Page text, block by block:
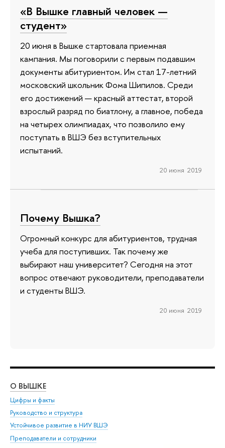
«В Вышке главный человек —
студент»
20 июня в Вышке стартовала приемная
кампания. Мы поговорили с первым подавшим
документы абитуриентом. Им стал 17-летний
московский школьник Фома Шипилов. Среди
его достижений — красный аттестат, второй
взрослый разряд по биатлону, а главное, победа
на четырех олимпиадах, что позволило ему
поступать в ВШЭ без вступительных
испытаний.
20 июня 2019
Почему Вышка?
Огромный конкурс для абитуриентов, трудная
учеба для поступивших. Так почему же
выбирают наш университет? Сегодня на этот
вопрос отвечают руководители, преподаватели
и студенты ВШЭ.
20 июня 2019
О ВЫШКЕ
Цифры и факты
Руководство и структура
Устойчивое развитие в НИУ ВШЭ
Преподаватели и сотрудники